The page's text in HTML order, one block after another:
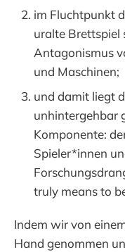
im Fluchtpunkt
uralte Brettspiel
Antagonismus
und Maschinen;
und damit liegt
unhintergehbar
Komponente:
Spieler*innen
truly means to
Indem wir von
Hand genommen